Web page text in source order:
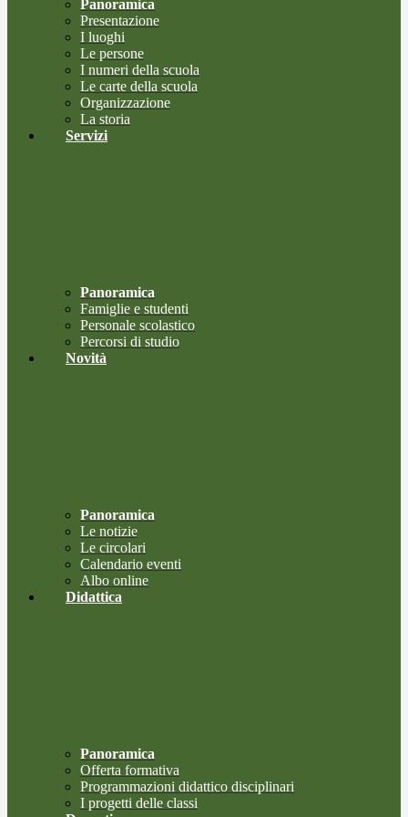
Panoramica
Presentazione
I luoghi
Le persone
I numeri della scuola
Le carte della scuola
Organizzazione
La storia
Servizi
Panoramica
Famiglie e studenti
Personale scolastico
Percorsi di studio
Novità
Panoramica
Le notizie
Le circolari
Calendario eventi
Albo online
Didattica
Panoramica
Offerta formativa
Programmazioni didattico disciplinari
I progetti delle classi